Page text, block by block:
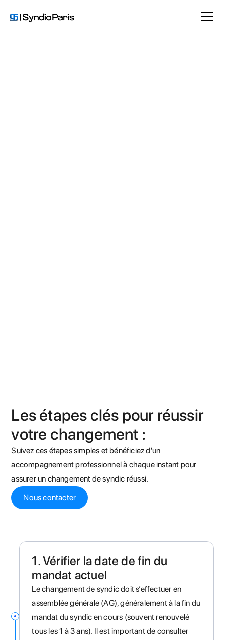
Les étapes clés pour réussir
votre changement :
Suivez ces étapes simples et bénéficiez d'un
accompagnement professionnel à chaque instant pour
assurer un changement de syndic réussi.
Nous contacter
1. Vérifier la date de fin du
mandat actuel
Le changement de syndic doit s’effectuer en
assemblée générale (AG), généralement à la fin du
mandat du syndic en cours (souvent renouvelé
tous les 1 à 3 ans). Il est important de consulter